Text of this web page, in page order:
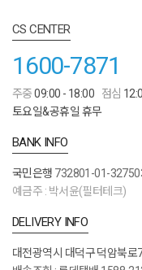
CS CENTER
1600-7871
주중09:00 - 18:00 점심
토요일&공휴일 휴무
BANK INFO
국민은행 732801-01-
예금주 : 박서윤(필터테크)
DELIVERY INFO
대전광역시 대덕구 덕암북